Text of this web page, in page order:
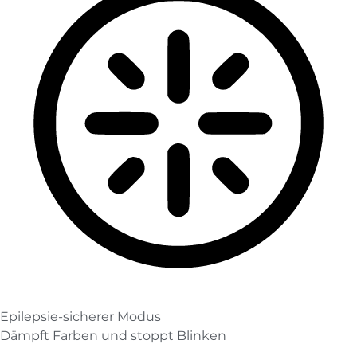
Epilepsie-sicherer Modus
Dämpft Farben und stoppt Blinken